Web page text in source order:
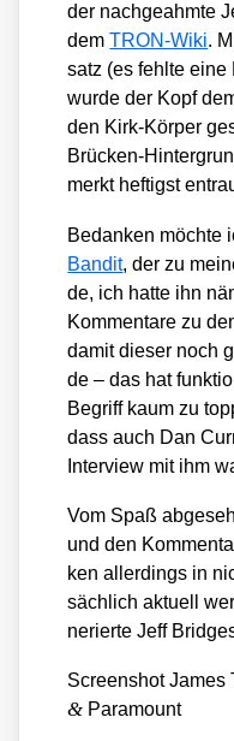
der nach­ge­ahm­te
demTRON-Wiki.
satz (es fehl­te eine
wur­de der Kopf
den Kirk-Kör­per
Brü­cken-
merkt hef­tigst
Bedan­ken möch­te
Ban­dit, der zu
de, ich hat­te ihn
Kom­men­ta­re zu
damit die­ser noch
de – das hat
Begriff kaum zu
dass auch Dan
Inter­view mit ihm
Vom Spaß
und den
ken aller­dings in
säch­lich aktu­ell
nerier­te Jeff
Screen­shot James
& Para­mount